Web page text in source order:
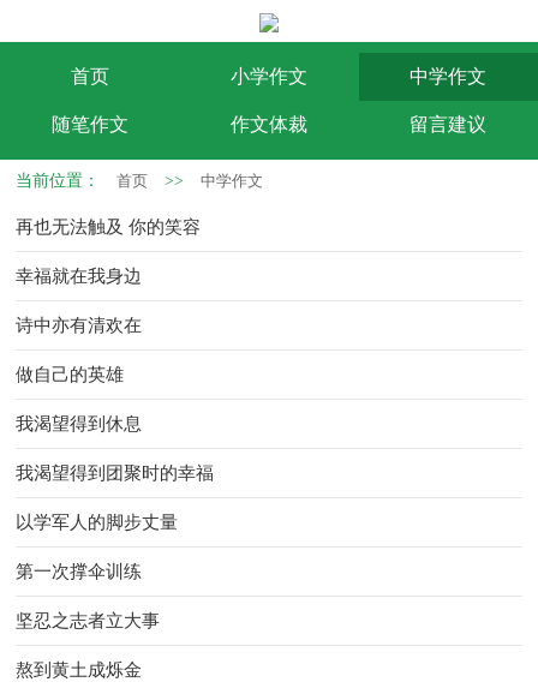
首页 小学作文 中学作文
随笔作文 作文体裁 留言建议
当前位置： 首页 >> 中学作文
再也无法触及 你的笑容
幸福就在我身边
诗中亦有清欢在
做自己的英雄
我渴望得到休息
我渴望得到团聚时的幸福
以学军人的脚步丈量
第一次撑伞训练
坚忍之志者立大事
熬到黄土成烁金